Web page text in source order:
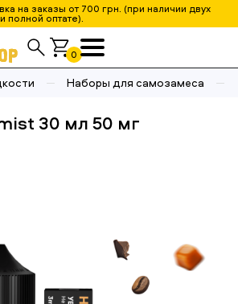
на заказы от 700 грн. (при наличии двух
полной оптате).
0
Наборы для самозамеса
30 мл 50 мг